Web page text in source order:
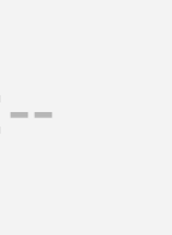
--